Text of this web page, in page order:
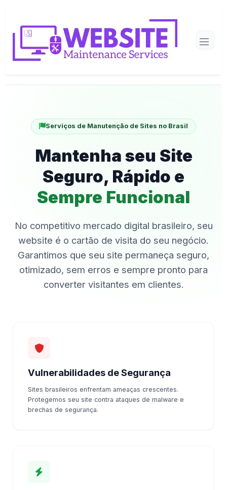
Serviços de Manutenção de Sites no Brasil
Mantenha seu Site
Seguro, Rápido e
Sempre Funcional
No competitivo mercado digital brasileiro, seu
website é o cartão de visita do seu negócio.
Garantimos que seu site permaneça seguro,
otimizado, sem erros e sempre pronto para
converter visitantes em clientes.
Vulnerabilidades de Segurança
Sites brasileiros enfrentam ameaças crescentes.
Protegemos seu site contra ataques de malware e
brechas de segurança.